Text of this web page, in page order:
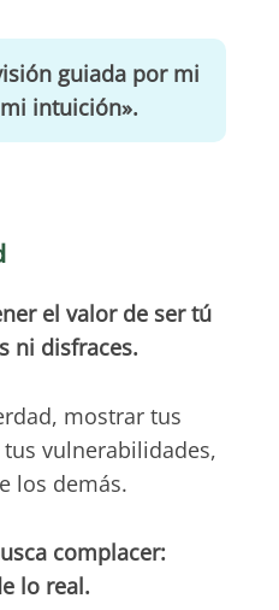
guiada por mi
intuición».
el valor de ser tú
ni disfraces.
mostrar tus
vulnerabilidades,
los demás.
complacer:
lo real.